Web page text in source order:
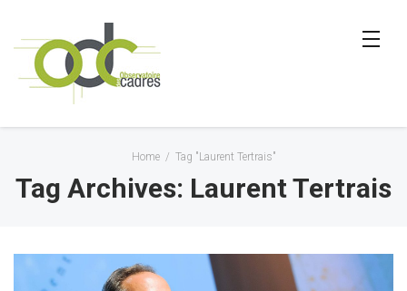
Home / Tag "Laurent Tertrais"
Tag Archives: Laurent Tertrais